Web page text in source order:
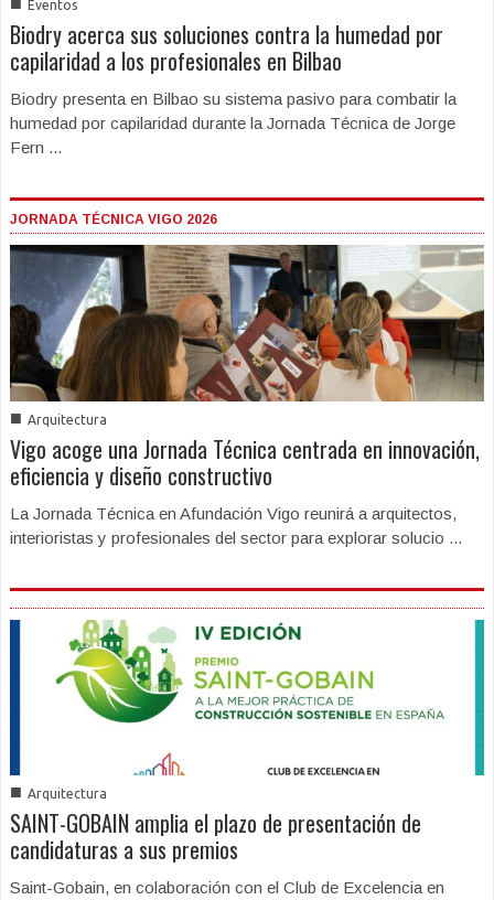
Eventos
Biodry acerca sus soluciones contra la humedad por
capilaridad a los profesionales en Bilbao
Biodry presenta en Bilbao su sistema pasivo para combatir la
humedad por capilaridad durante la Jornada Técnica de Jorge
Fern ...
JORNADA TÉCNICA VIGO 2026
■ Arquitectura
Vigo acoge una Jornada Técnica centrada en innovación,
eficiencia y diseño constructivo
La Jornada Técnica en Afundación Vigo reunirá a arquitectos,
interioristas y profesionales del sector para explorar solucio ...
■ Arquitectura
SAINT-GOBAIN amplia el plazo de presentación de
candidaturas a sus premios
Saint-Gobain, en colaboración con el Club de Excelencia en